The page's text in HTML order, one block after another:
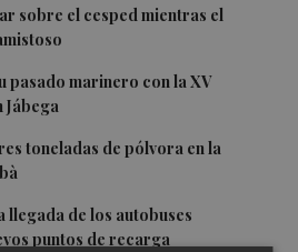
sobre el cesped mientras el
pasado marinero con la XV
Jábega
toneladas de pólvora en la
de los autobuses
puntos de recarga